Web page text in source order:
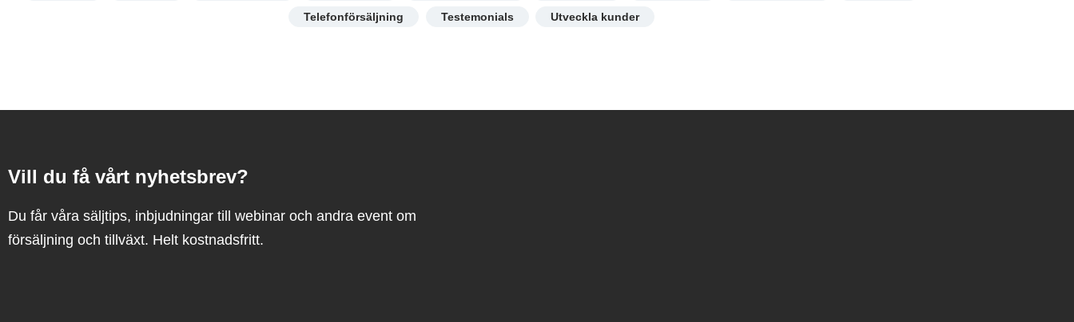
Telefonförsäljning Testemonials Utveckla kunder
Vill du få vårt nyhetsbrev?
Du får våra säljtips, inbjudningar till webinar och andra event om
försäljning och tillväxt. Helt kostnadsfritt.